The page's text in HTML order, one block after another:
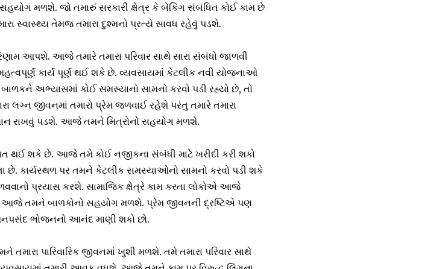
સહયોગ મળશે. જો તમારું સરકારી ક્ષેત્ર કે બેંકિંગ સંબંધિત કોઈ કામ છે
સ્વાસ્થ્ય તેમજ તમારા દુશ્મનો પ્રત્યે સાવધ રહેવું પડશે.
આપશે. આજે તમારે તમારા પરિવાર સાથે સારા સંબંધો જાળવી
કાર્ય પૂર્ણ થઈ શકે છે. વ્યવસાયમાં કેટલીક નવી યોજનાઓ
અભ્યાસમાં કોઈ સમસ્યાનો સામનો કરવો પડી રહ્યો છે, તો
જીવનમાં તમારો પ્રેમ જળવાઈ રહેશે પરંતુ તમારે તમારા
રાખવું પડશે. આજે તમને મિત્રોનો સહયોગ મળશે.
થઈ શકે છે. આજે તમે કોઈ નજીકના સંબંધી માટે ખરીદી કરી શકો
કાર્યસ્થળ પર તમને કેટલીક સમસ્યાઓનો સામનો કરવો પડી શકે
પ્રયાસ કરશે. સામાજિક ક્ષેત્રે કામ કરતા લોકોએ આજે
આજે તમને બાળકોનો સહયોગ મળશે. પ્રેમ જીવનની દ્રષ્ટિએ પણ
ભોજનનો આનંદ માણી શકો છો.
પારિવારિક જીવનમાં ખુશી મળશે. તમે તમારા પરિવાર સાથે